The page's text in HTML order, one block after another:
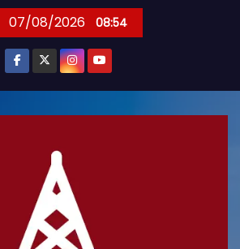
07/08/2026 08:54